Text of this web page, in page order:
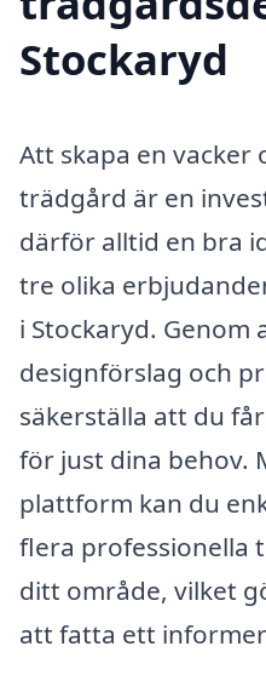
Stockaryd
Att skapa en vacker
trädgård är en
därför alltid en bra
tre olika
i Stockaryd. Genom
designförslag och
säkerställa att du
för just dina behov.
plattform kan du
flera professionella
ditt område, vilket
att fatta ett